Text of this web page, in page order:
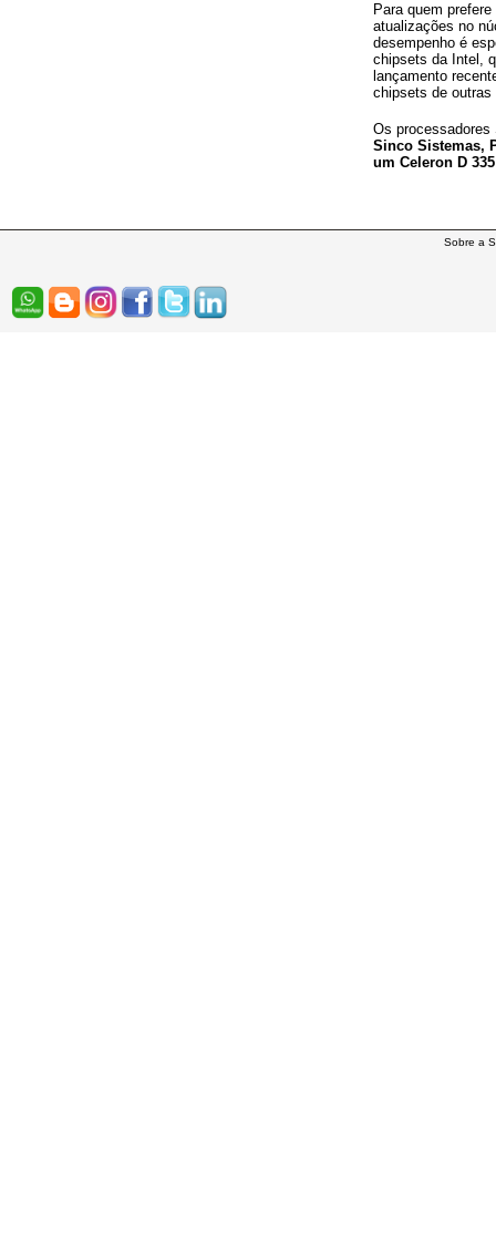
Para quem
atualizações no
desempenho é
chipsets da Intel,
lançamento
chipsets de outras
Os
Sinco Sistemas,
um Celeron D
Sobre a